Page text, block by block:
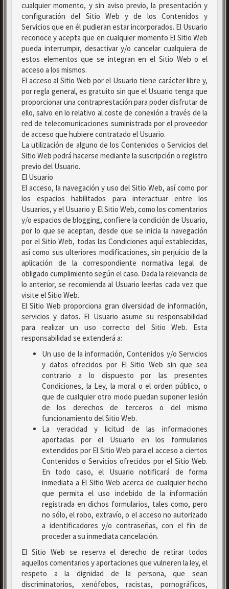
cualquier momento, y sin aviso previo, la presentación y
configuración del Sitio Web y de los Contenidos y
Servicios que en él pudieran estar incorporados. El Usuario
reconoce y acepta que en cualquier momento El Sitio Web
pueda interrumpir, desactivar y/o cancelar cualquiera de
estos elementos que se integran en el Sitio Web o el
acceso a los mismos.
El acceso al Sitio Web por el Usuario tiene carácter libre y,
por regla general, es gratuito sin que el Usuario tenga que
proporcionar una contraprestación para poder disfrutar de
ello, salvo en lo relativo al coste de conexión a través de la
red de telecomunicaciones suministrada por el proveedor
de acceso que hubiere contratado el Usuario.
La utilización de alguno de los Contenidos o Servicios del
Sitio Web podrá hacerse mediante la suscripción o registro
previo del Usuario.
El Usuario
El acceso, la navegación y uso del Sitio Web, así como por
los espacios habilitados para interactuar entre los
Usuarios, y el Usuario y El Sitio Web, como los comentarios
y/o espacios de blogging, confiere la condición de Usuario,
por lo que se aceptan, desde que se inicia la navegación
por el Sitio Web, todas las Condiciones aquí establecidas,
así como sus ulteriores modificaciones, sin perjuicio de la
aplicación de la correspondiente normativa legal de
obligado cumplimiento según el caso. Dada la relevancia de
lo anterior, se recomienda al Usuario leerlas cada vez que
visite el Sitio Web.
El Sitio Web proporciona gran diversidad de información,
servicios y datos. El Usuario asume su responsabilidad
para realizar un uso correcto del Sitio Web. Esta
responsabilidad se extenderá a:
Un uso de la información, Contenidos y/o Servicios
y datos ofrecidos por El Sitio Web sin que sea
contrario a lo dispuesto por las presentes
Condiciones, la Ley, la moral o el orden público, o
que de cualquier otro modo puedan suponer lesión
de los derechos de terceros o del mismo
funcionamiento del Sitio Web.
La veracidad y licitud de las informaciones
aportadas por el Usuario en los formularios
extendidos por El Sitio Web para el acceso a ciertos
Contenidos o Servicios ofrecidos por el Sitio Web.
En todo caso, el Usuario notificará de forma
inmediata a El Sitio Web acerca de cualquier hecho
que permita el uso indebido de la información
registrada en dichos formularios, tales como, pero
no sólo, el robo, extravío, o el acceso no autorizado
a identificadores y/o contraseñas, con el fin de
proceder a su inmediata cancelación.
El Sitio Web se reserva el derecho de retirar todos
aquellos comentarios y aportaciones que vulneren la ley, el
respeto a la dignidad de la persona, que sean
discriminatorios, xenófobos, racistas, pornográficos,